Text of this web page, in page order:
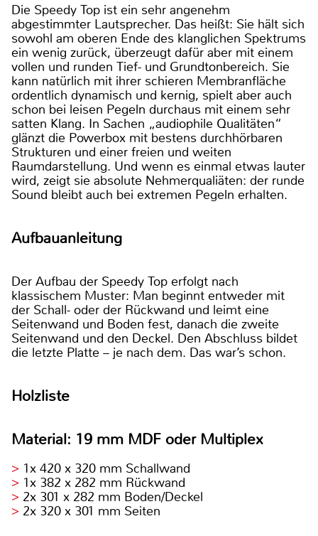
Die Speedy Top ist ein sehr angenehm
abgestimmter Lautsprecher. Das heißt: Sie hält sich
sowohl am oberen Ende des klanglichen Spektrums
ein wenig zurück, überzeugt dafür aber mit einem
vollen und runden Tief- und Grundtonbereich. Sie
kann natürlich mit ihrer schieren Membranfläche
ordentlich dynamisch und kernig, spielt aber auch
schon bei leisen Pegeln durchaus mit einem sehr
satten Klang. In Sachen „audiophile Qualitäten“
glänzt die Powerbox mit bestens durchhörbaren
Strukturen und einer freien und weiten
Raumdarstellung. Und wenn es einmal etwas lauter
wird, zeigt sie absolute Nehmerqualiäten: der runde
Sound bleibt auch bei extremen Pegeln erhalten.
Aufbauanleitung
Der Aufbau der Speedy Top erfolgt nach
klassischem Muster: Man beginnt entweder mit
der Schall- oder der Rückwand und leimt eine
Seitenwand und Boden fest, danach die zweite
Seitenwand und den Deckel. Den Abschluss bildet
die letzte Platte – je nach dem. Das war’s schon.
Holzliste
Material: 19 mm MDF oder Multiplex
1x 420 x 320 mm Schallwand
1x 382 x 282 mm Rückwand
2x 301 x 282 mm Boden/Deckel
2x 320 x 301 mm Seiten